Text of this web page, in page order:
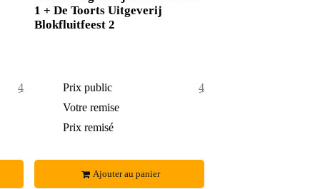
46,50 €
1 + De Toorts Uitgeverij
Blokfluitfeest 2
Prix public
49,90 €
Votre remise
Prix remisé
Ajouter au panier